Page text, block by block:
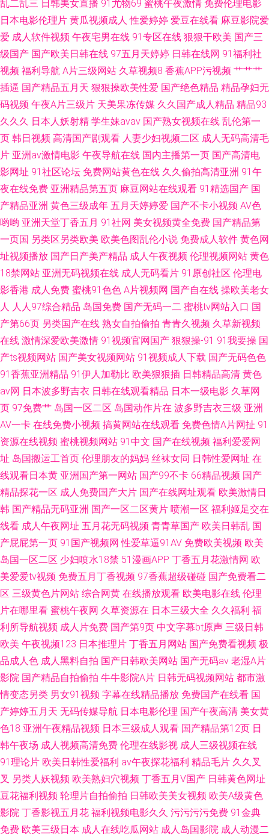
宅男 婷婷无码下载 91v在线免费观看 第一福利社区导航视频 亚州国产精品
国厂三级在线播放 www东方AV在线 午夜成人福利手机在线 色色日女人 97资
乱二乱三 日韩美女直播 91尤物69 蜜桃午夜激情 免费伦理电影
日本电影伦理片 黄瓜视频成人 性爱婷婷 爱豆在线看 麻豆影院爱
爱 成人软件视频 午夜宅男在线 91专区在线 狠狠干欧美 国产三
级国产 国产欧美日韩在线 97五月天婷婷 日韩在线网 91福利社
视频 福利导航 A片三级网站 久草视频8 香蕉APP污视频 艹艹艹
插逼 国产精品五月天 狠狠操欧美性爱 国产绝色精品 精品孕妇无
码视频 午夜A片三级片 天美果冻传媒 久久国产成人精品 精品93
久久久 日本人妖射精 学生妹avav 国产熟女视频在线 乱伦第一
页 韩日视频 高清国产剧观看 人妻少妇视频二区 成人无码高清毛
片 亚洲av激情电影 午夜导航在线 国内主播第一页 国产高清电
影网址 91社区论坛 免费网站黄色在线 久久偷拍高清亚洲 91午
夜在线免费 亚洲精品第五页 麻豆网站在线观看 91精选国产 国
产精品亚洲 黄色三级成年 五月天婷婷爱 国产不卡小视频 AV色
哟哟 亚洲天堂丁香五月 91社网 美女视频黄全免费 国产精品第
一页国 另类区另类欧美 欧美色图乱伦小说 免费成人软件 黄色网
址视频播放 国产日产美产精品 成人午夜视频 伦理视频网站 黄色
18禁网站 亚洲无码视频在线 成人无码看片 91原创社区 伦理电
影香港 成人免费 蜜桃91色色 A片视频网 国产自在线 操欧美老女
人 人人97综合精品 岛国免费 国产无码一二 蜜桃tv网站入口 国
产第66页 另类国产在线 熟女自拍偷拍 青青久视频 久草新视频
在线 激情深爱欧美激情 91视频官网国产 狠狠操-91 91我要操 国
产ts视频网站 国产美女视频网站 91视频成人下载 国产无码色色
91香蕉亚洲精品 91伊人加勒比 欧美狠狠插 日韩精品高清 黄色
av网 日本波多野吉衣 日韩在线观看精品 日本一级电影 久草网
页 97免费艹 岛国一区二区 岛国动作片在 波多野吉衣三级 亚洲
AV一卡 在线免费小视频 搞黄网站在线观看 免费色情A片网扯 91
资源在线视频 蜜桃视频网站 91中文 国产在线视频 福利爱爱网
址 岛国搬运工首页 伦理朋友的妈妈 丝袜女同 日韩性爱网址 在
线观看日本黄 亚洲国产第一网站 国产99不卡 66精品视频 国产
精品探花一区 成人免费国产大片 国产在线网址观看 欧美激情日
韩 国产精品无码亚洲 国产一区二区黄片 喷潮一区 福利姬足交在
线看 成人午夜网址 五月花无码视频 青青草国产 欧美日韩乱 国
产屁屁第一页 91国产视频网 性爱草逼91AV 免费欧美视频 欧美
岛国一区二区 少妇喷水18禁 51漫画APP 丁香五月花激情网 欧
美爱爱tv视频 免费五月丁香视频 97香蕉超级碰碰 国产免费看二
区 三级黄色片网站 综合网黄 在线播放观看 欧美电影在线 伦理
片在哪里看 蜜桃午夜网 久草资源在 日本三级大全 久久福利 福
利所导航视频 成人片免费 国产第9页 中文字幕bt原声 三级日韩
欧美 午夜视频123 日本推理片 丁香五月网站 国产免费看视频 极
品成人色 成人黑料自拍 国产日韩欧美网站 国产无码av 老湿A片
影院 国产精品自拍偷拍 牛牛影院A片 日韩无码视频网站 都市激
情变态另类 男女91视频 字幕在线精品播放 免费国产在线看 国
产婷婷五月天 无码传媒导航 日本电影伦理 国产午夜高清 美女黄
色18 亚洲午夜精品视频 日本三级成人观看 国产精品第12页 日
韩午夜场 成人视频高清免费 伦理在线影视 成人三级视频在线
91理论片 欧美日韩性爱福利 av午夜探花福利 精品毛片 久久叉
叉 另类人妖视频 欧美熟妇穴视频 丁香五月V国产 日韩黄色网址
豆花福利视频 轮理片自拍偷拍 日韩欧美美女视频 欧美A级黄色
影院 丁香影视五月花 福利视频电影久久 污污污污免费 91金典
免费 欧美三级日本 成人在线吃瓜网站 成人岛国影院 成人动漫二